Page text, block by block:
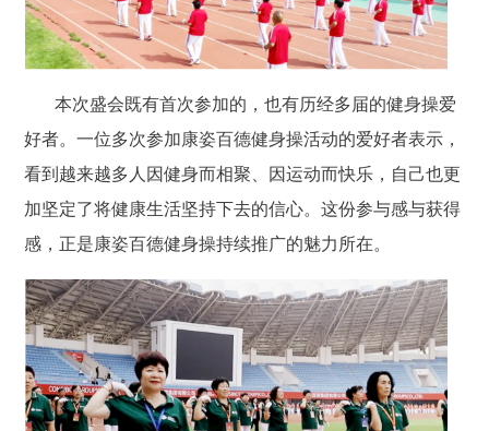
本次盛会既有首次参加的，也有历经多届的健身操爱
好者。一位多次参加康姿百德健身操活动的爱好者表示，
看到越来越多人因健身而相聚、因运动而快乐，自己也更
加坚定了将健康生活坚持下去的信心。这份参与感与获得
感，正是康姿百德健身操持续推广的魅力所在。